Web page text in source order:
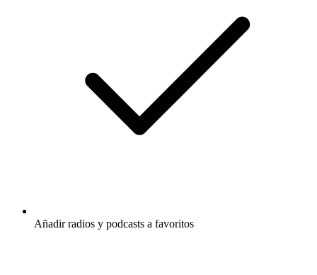
Añadir radios y podcasts a favoritos